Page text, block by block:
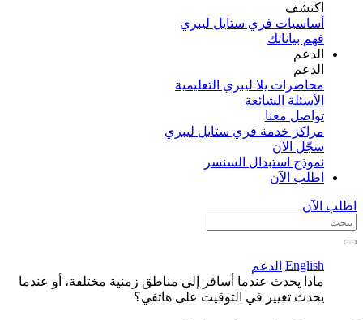
اكتشف​
أساسيات فري ستايل ليبري
فهم بياناتك
الدعم
الدعم
محاضرات يلا ليبري التعليمية
الأسئلة الشائعة
تواصل معنا
مراكز خدمة فري ستايل ليبري
سجّل الآن​
نموذج استبدال السنسر
اطلب الآن
اطلب الآن
English الدعم
ماذا يحدث عندما أسافر إلى مناطق زمنية مختلفة، أو عندما
يحدث تغيير في التوقيت على هاتفي؟